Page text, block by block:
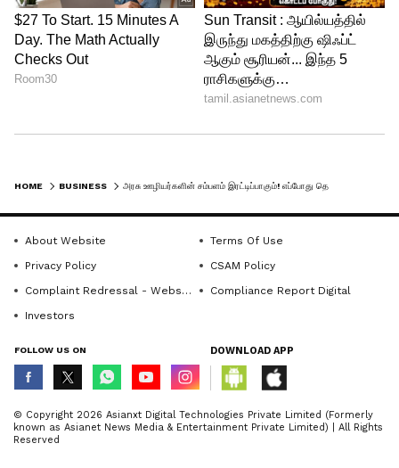
Central Govt
மத்திய அரசு இதைச் செய்தால், மத்திய
அரசு ஊழியர்களின் சம்பளம் ஒரேடியாக
130 கிமீ ரேஞ்ச் ஒகாயா எலக்ட்ரிக்
HOME BUSINESS
About Website
Terms Of Use
Privacy Policy
CSAM Policy
Complaint Redressal - Website
Compliance Report Digital
Investors
FOLLOW US ON DOWNLOAD APP
© Copyright 2026 Asianxt Digital Technologies Private Limited (Formerly
known as Asianet News Media & Entertainment Private Limited) | All Rights
Reserved